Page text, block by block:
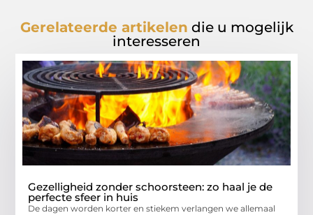
Gerelateerde artikelen die u mogelijk
interesseren
Gezelligheid zonder schoorsteen: zo haal je de
perfecte sfeer in huis
De dagen worden korter en stiekem verlangen we allemaal